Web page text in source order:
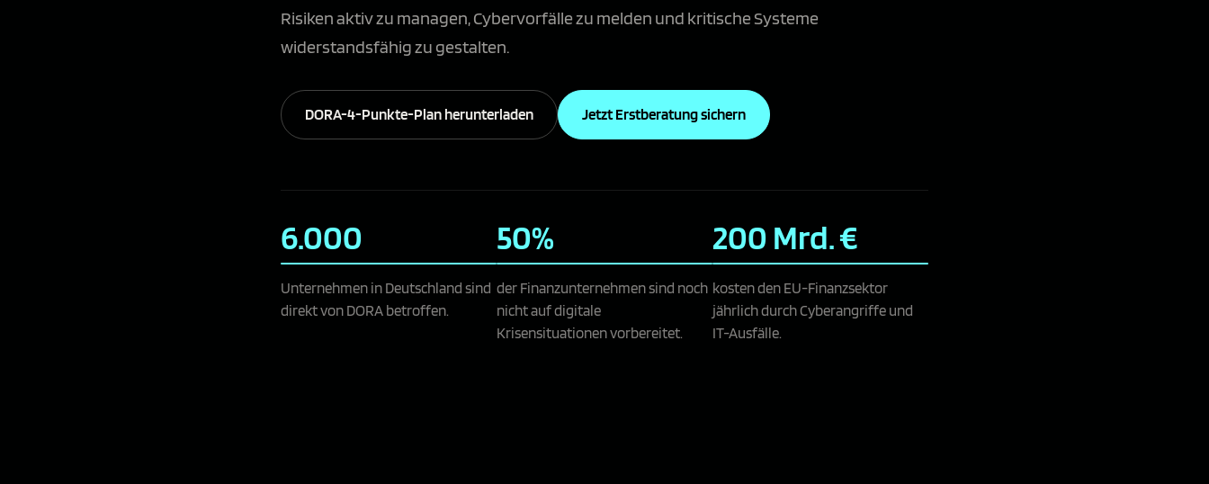
Risiken aktiv zu managen, Cybervorfälle zu melden und kritische Systeme
widerstandsfähig zu gestalten.
DORA-4-Punkte-Plan herunterladen Jetzt Erstberatung sichern
6.000
Unternehmen in Deutschland sind
direkt von DORA betroffen.
50%
der Finanzunternehmen sind noch
nicht auf digitale
Krisensituationen vorbereitet.
200 Mrd. €
kosten den EU-Finanzsektor
jährlich durch Cyberangriffe und
IT-Ausfälle.